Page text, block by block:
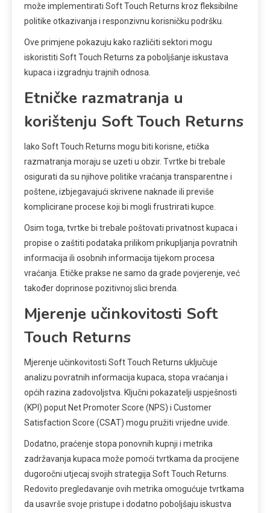
može implementirati Soft Touch Returns kroz fleksibilne
politike otkazivanja i responzivnu korisničku podršku.
Ove primjene pokazuju kako različiti sektori mogu
iskoristiti Soft Touch Returns za poboljšanje iskustava
kupaca i izgradnju trajnih odnosa.
Etničke razmatranja u
korištenju Soft Touch Returns
Iako Soft Touch Returns mogu biti korisne, etička
razmatranja moraju se uzeti u obzir. Tvrtke bi trebale
osigurati da su njihove politike vraćanja transparentne i
poštene, izbjegavajući skrivene naknade ili previše
komplicirane procese koji bi mogli frustrirati kupce.
Osim toga, tvrtke bi trebale poštovati privatnost kupaca i
propise o zaštiti podataka prilikom prikupljanja povratnih
informacija ili osobnih informacija tijekom procesa
vraćanja. Etičke prakse ne samo da grade povjerenje, već
također doprinose pozitivnoj slici brenda.
Mjerenje učinkovitosti Soft
Touch Returns
Mjerenje učinkovitosti Soft Touch Returns uključuje
analizu povratnih informacija kupaca, stopa vraćanja i
općih razina zadovoljstva. Ključni pokazatelji uspješnosti
(KPI) poput Net Promoter Score (NPS) i Customer
Satisfaction Score (CSAT) mogu pružiti vrijedne uvide.
Dodatno, praćenje stopa ponovnih kupnji i metrika
zadržavanja kupaca može pomoći tvrtkama da procijene
dugoročni utjecaj svojih strategija Soft Touch Returns.
Redovito pregledavanje ovih metrika omogućuje tvrtkama
da usavrše svoje pristupe i dodatno poboljšaju iskustva